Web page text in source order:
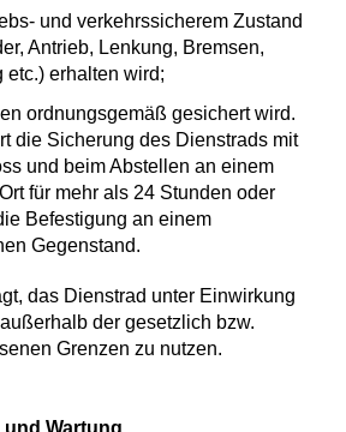
und verkehrssicherem Zustand
Antrieb, Lenkung, Bremsen,
etc.) erhalten wird;
ordnungsgemäß gesichert wird.
die Sicherung des Dienstrads mit
und beim Abstellen an einem
für mehr als 24 Stunden oder
Befestigung an einem
Gegenstand.
das Dienstrad unter Einwirkung
der gesetzlich bzw.
Grenzen zu nutzen.